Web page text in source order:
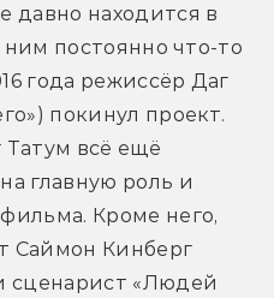
давно находится в
ним постоянно что-то
года режиссёр Даг
покинул проект.
всё ещё
главную роль и
Кроме него,
Саймон Кинберг
сценарист «Людей